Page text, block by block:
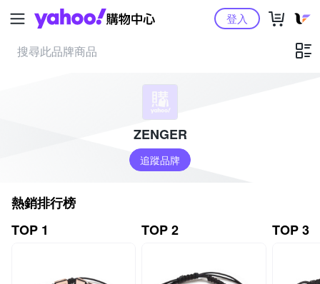
Yahoo購物中心登入
ZENGER
追蹤品牌
熱銷排行榜
TOP 1
TOP 2 TOP 3